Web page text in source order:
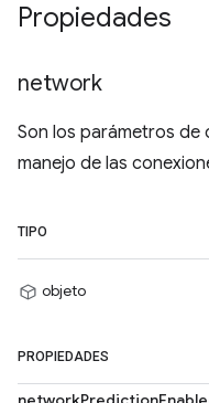
Propiedades
network
Son los parámetros de
manejo de las
TIPO
objeto
PROPIEDADES